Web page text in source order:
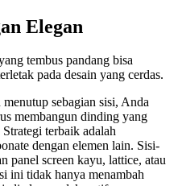
Elegan
tembus pandang bisa
pada desain yang cerdas.
sebagian sisi, Anda
membangun dinding yang
terbaik adalah
dengan elemen lain. Sisi-
panel screen kayu, lattice, atau
ini tidak hanya menambah